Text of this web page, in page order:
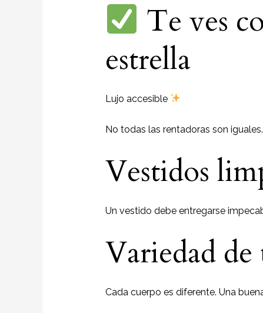
Te ves
estrella
Lujo accesible
No todas las rentadoras son
Vestidos
Un vestido debe entregarse
Variedad de
Cada cuerpo es diferente. Una